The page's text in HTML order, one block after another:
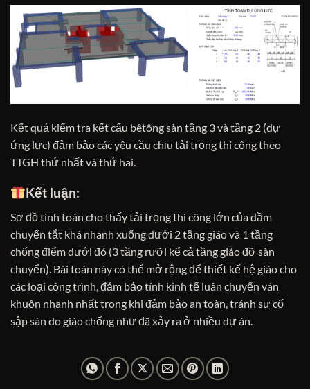
Kết quả kiểm tra kết cấu bêtông sàn tầng 3 và tầng 2 (dự
ứng lực) đảm bảo các yêu cầu chịu tải trọng thi công theo
TTGH thứ nhất và thứ hai.
Kết luận:
Sơ đồ tính toán cho thấy tải trọng thi công lớn của dầm
chuyển tắt khá nhanh xuống dưới 2 tầng giáo và 1 tầng
chống điểm dưới đó (3 tầng rưỡi kể cả tầng giáo đỡ sàn
chuyển). Bài toán này có thể mở rộng để thiết kế hệ giáo cho
các loại công trình, đảm bảo tính kinh tế luân chuyển ván
khuôn nhanh nhất trong khi đảm bảo an toàn, tránh sự cố
sập sàn do giáo chống như đã xảy ra ở nhiều dự án.